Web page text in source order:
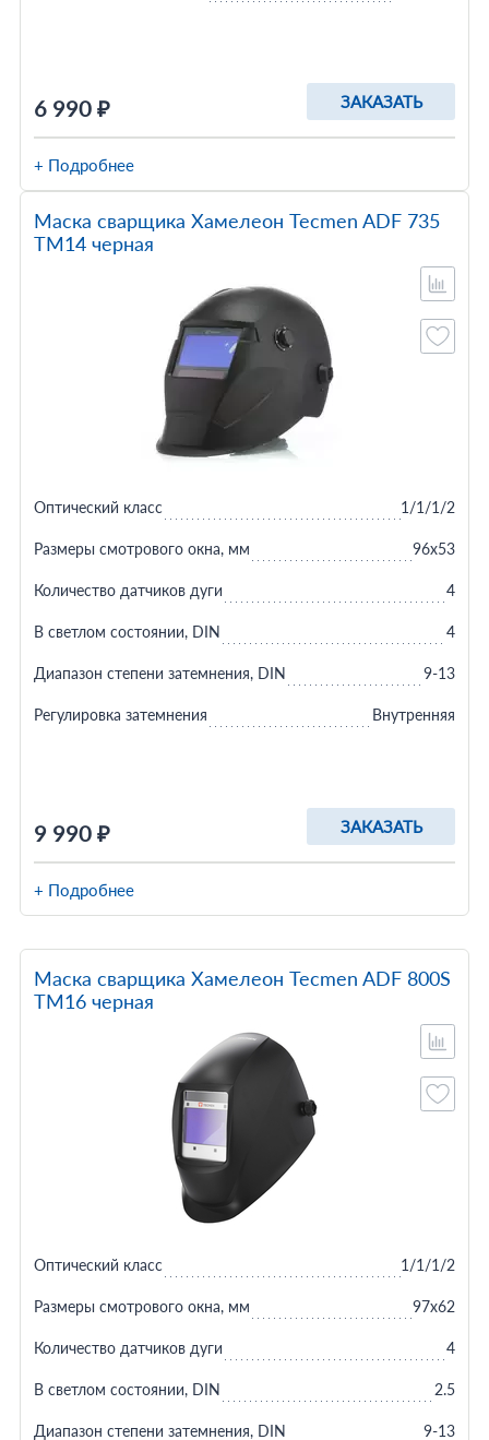
6 990 ₽ ЗАКАЗАТЬ
+ Подробнее
Маска сварщика Хамелеон Tecmen ADF 735
TM14 черная
9 990 ₽ ЗАКАЗАТЬ
Оптический класс 1/1/1/2
Размеры смотрового окна, мм 96х53
Количество датчиков дуги 4
В светлом состоянии, DIN 4
Диапазон степени затемнения, DIN 9-13
Регулировка затемнения Внутренняя
+ Подробнее
Маска сварщика Хамелеон Tecmen ADF 800S
TM16 черная
Оптический класс 1/1/1/2
Размеры смотрового окна, мм 97x62
Количество датчиков дуги 4
В светлом состоянии, DIN 2.5
Диапазон степени затемнения, DIN 9-13